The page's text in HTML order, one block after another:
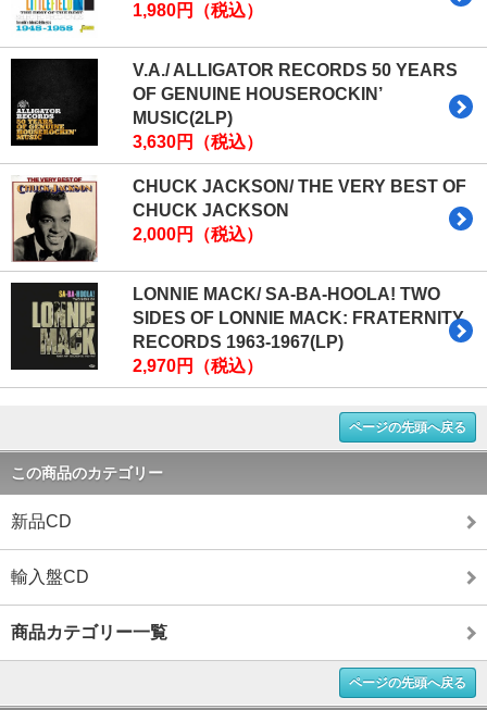
1,980円（税込）
V.A./ ALLIGATOR RECORDS 50 YEARS
OF GENUINE HOUSEROCKIN’
MUSIC(2LP)
3,630円（税込）
CHUCK JACKSON/ THE VERY BEST OF
CHUCK JACKSON
2,000円（税込）
LONNIE MACK/ SA-BA-HOOLA! TWO
SIDES OF LONNIE MACK: FRATERNITY
RECORDS 1963-1967(LP)
2,970円（税込）
ページの先頭へ戻る
この商品のカテゴリー
新品CD
輸入盤CD
商品カテゴリー一覧
ページの先頭へ戻る